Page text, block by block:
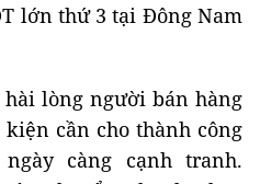
lớn thứ 3 tại Đông Nam
hài lòng người bán hàng
cần cho thành công
càng cạnh tranh.